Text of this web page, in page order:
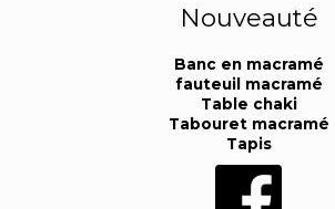
Nouveauté
Banc en macramé
fauteuil macramé
Table chaki
Tabouret macramé
Tapis